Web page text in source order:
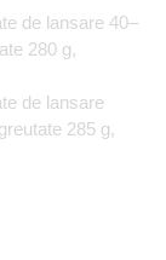
de lansare 40–
280 g,
de lansare
285 g,